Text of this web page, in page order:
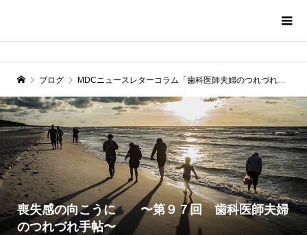
ブログ MDCニュースレターコラム「歯科医師夫婦のつれづれ手帖」ウェブ版
喪失感の向こうに 〜第９７回 歯科医師夫婦
のつれづれ手帖〜